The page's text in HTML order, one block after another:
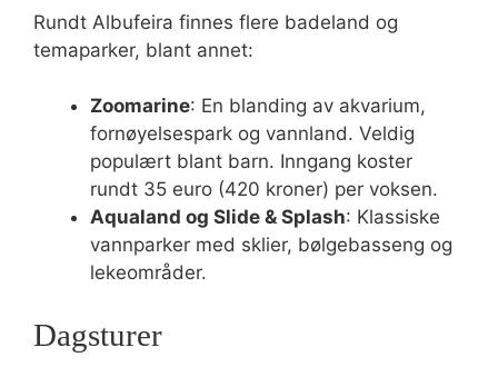
Rundt Albufeira finnes flere badeland og
temaparker, blant annet:
Zoomarine: En blanding av akvarium,
fornøyelsespark og vannland. Veldig
populært blant barn. Inngang koster
rundt 35 euro (420 kroner) per voksen.
Aqualand og Slide & Splash: Klassiske
vannparker med sklier, bølgebasseng og
lekeområder.
Dagsturer